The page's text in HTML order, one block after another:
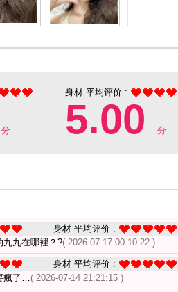
分
身材 平均评价 :
5.00 分
身材 平均评价 :
九九在哪裡？?( 2026-07-17 00:10:22 )
身材 平均评价 :
瘋了…( 2026-07-14 21:21:15 )